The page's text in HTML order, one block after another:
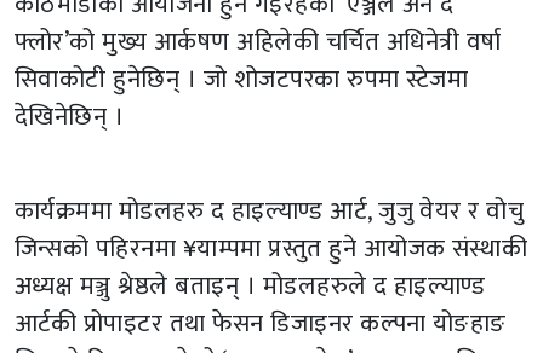
कार्यक्रममा मोडलहरु द हाइल्याण्ड आर्ट, जुजु वेयर र वोचु
जिन्सको पहिरनमा ¥याम्पमा प्रस्तुत हुने आयोजक संस्थाकी
अध्यक्ष मञ्जु श्रेष्ठले बताइन् । मोडलहरुले द हाइल्याण्ड
आर्टकी प्रोपाइटर तथा फेसन डिजाइनर कल्पना योङहाङ